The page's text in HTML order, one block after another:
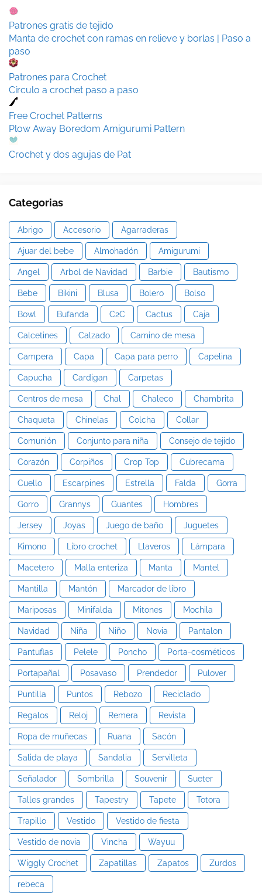
Patrones gratis de tejido
Manta de crochet con ramas en relieve y borlas | Paso a
paso
Patrones para Crochet
Círculo a crochet paso a paso
Free Crochet Patterns
Plow Away Boredom Amigurumi Pattern
Crochet y dos agujas de Pat
Categorias
Abrigo Accesorio Agarraderas
Ajuar del bebe Almohadón Amigurumi
Angel Arbol de Navidad Barbie Bautismo
Bebe Bikini Blusa Bolero Bolso
Bowl Bufanda C2C Cactus Caja
Calcetines Calzado Camino de mesa
Campera Capa Capa para perro Capelina
Capucha Cardigan Carpetas
Centros de mesa Chal Chaleco Chambrita
Chaqueta Chinelas Colcha Collar
Comunión Conjunto para niña Consejo de tejido
Corazón Corpiños Crop Top Cubrecama
Cuello Escarpines Estrella Falda Gorra
Gorro Grannys Guantes Hombres
Jersey Joyas Juego de baño Juguetes
Kimono Libro crochet Llaveros Lámpara
Macetero Malla enteriza Manta Mantel
Mantilla Mantón Marcador de libro
Mariposas Minifalda Mitones Mochila
Navidad Niña Niño Novia Pantalon
Pantuflas Pelele Poncho Porta-cosméticos
Portapañal Posavaso Prendedor Pulover
Puntilla Puntos Rebozo Reciclado
Regalos Reloj Remera Revista
Ropa de muñecas Ruana Sacón
Salida de playa Sandalia Servilleta
Señalador Sombrilla Souvenir Sueter
Talles grandes Tapestry Tapete Totora
Trapillo Vestido Vestido de fiesta
Vestido de novia Vincha Wayuu
Wiggly Crochet Zapatillas Zapatos Zurdos
rebeca